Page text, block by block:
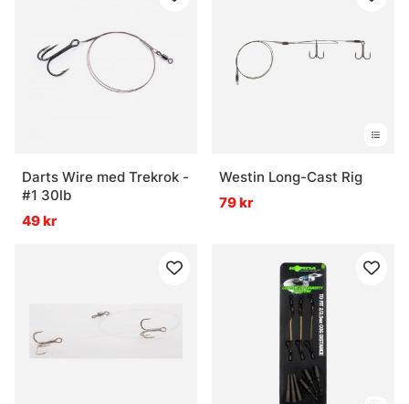
Darts Wire med Trekrok -
#1 30lb
49 kr
Westin Long-Cast Rig
79 kr